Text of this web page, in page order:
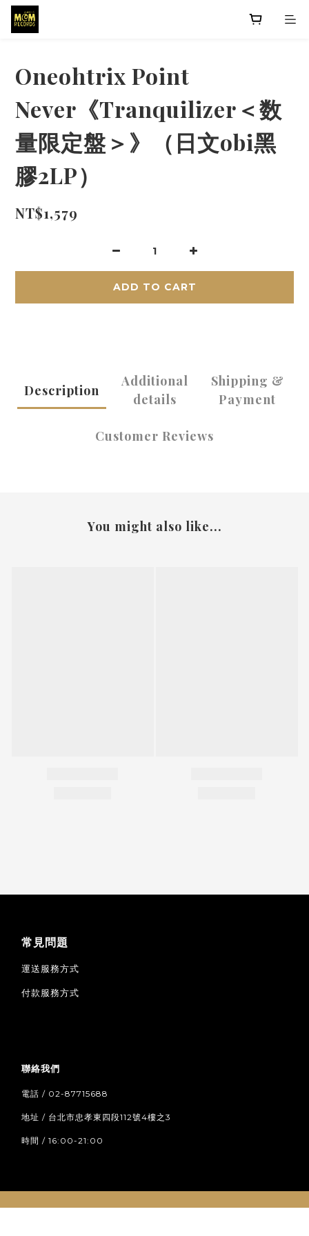
Oneohtrix Point
Never《Tranquilizer＜数
量限定盤＞》（日文obi黑
膠2LP）
NT$1,579
ADD TO CART
Description
Additional
details
Shipping &
Payment
Customer Reviews
You might also like...
常見問題
運送服務方式
付款服務方式
聯絡我們
電話 / 02-87715688
地址 / 台北市忠孝東四段112號4樓之3
時間 / 16:00-21:00